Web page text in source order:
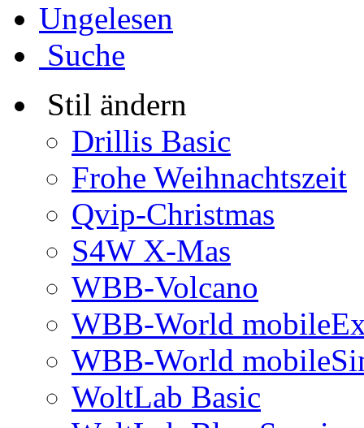
Ungelesen
Suche
Stil ändern
Drillis Basic
Frohe Weihnachtszeit
Qvip-Christmas
S4W X-Mas
WBB-Volcano
WBB-World
WBB-World
WoltLab Basic